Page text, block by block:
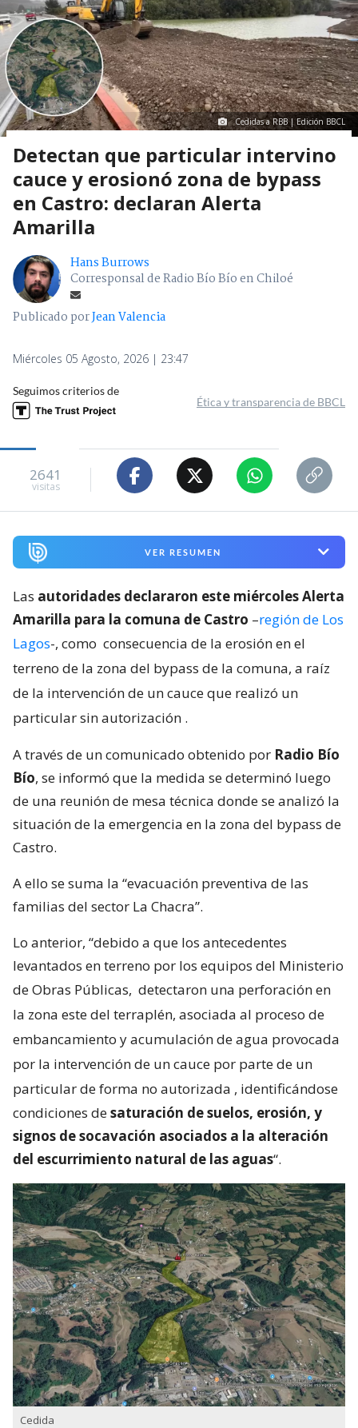
Cedidas a RBB | Edición BBCL
Detectan que particular intervino
cauce y erosionó zona de bypass
en Castro: declaran Alerta
Amarilla
Hans Burrows
Corresponsal de Radio Bío Bío en Chiloé
Publicado porJean Valencia
Miércoles 05 Agosto, 2026 | 23:47
Seguimos criterios de
Ética y transparencia de BBCL
2641
visitas
VER RESUMEN
Las autoridades declararon este miércoles Alerta
Amarilla para la comuna de Castro –región de Los
Lagos-, como consecuencia de la erosión en el
terreno de la zona del bypass de la comuna, a raíz
de la intervención de un cauce que realizó un
particular sin autorización .
A través de un comunicado obtenido por Radio Bío
Bío, se informó que la medida se determinó luego
de una reunión de mesa técnica donde se analizó la
situación de la emergencia en la zona del bypass de
Castro.
A ello se suma la “evacuación preventiva de las
familias del sector La Chacra”.
Lo anterior, “debido a que los antecedentes
levantados en terreno por los equipos del Ministerio
de Obras Públicas, detectaron una perforación en
la zona este del terraplén, asociada al proceso de
embancamiento y acumulación de agua provocada
por la intervención de un cauce por parte de un
particular de forma no autorizada , identificándose
condiciones desaturación de suelos, erosión, y
signos de socavación asociados a la alteración
del escurrimiento natural de las aguas“.
Cedida